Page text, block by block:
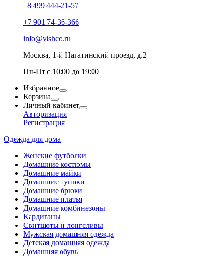
8 499 444-21-57
+7 901 74-36-366
info@vishco.ru
Москва, 1-й Нагатинский проезд, д.2
Пн-Пт с 10:00 до 19:00
Избранное
Корзина
Личный кабинет
Авторизация
Регистрация
Одежда для дома
Женские футболки
Домашние костюмы
Домашние майки
Домашние туники
Домашние брюки
Домашние платья
Домашние комбинезоны
Кардиганы
Свитшоты и лонгсливы
Мужская домашняя одежда
Детская домашняя одежда
Домашняя обувь